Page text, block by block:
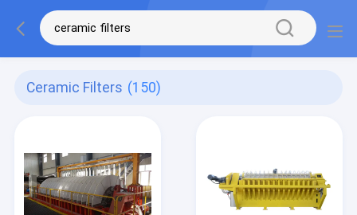
Ceramic Filters (150)